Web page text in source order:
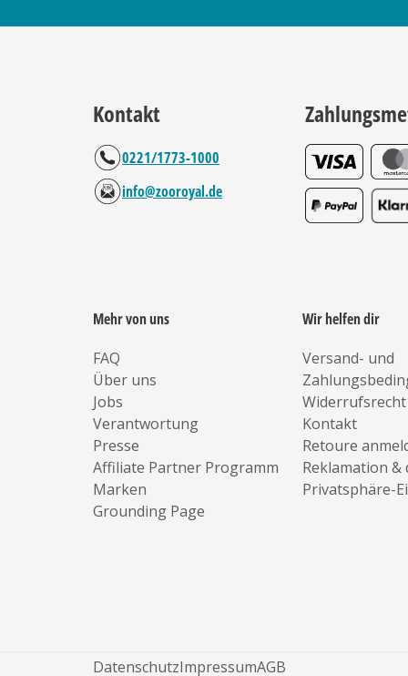
Kontakt
0221/1773-1000
info@zooroyal.de
Mehr von uns
FAQ
Über uns
Jobs
Verantwortung
Presse
Affiliate Partner Programm
Marken
Grounding Page
Wir helfen dir
Versand- und
Widerrufsrecht
Kontakt
Retoure
Reklamation &
Privatsphäre-
DatenschutzImpressumAGB